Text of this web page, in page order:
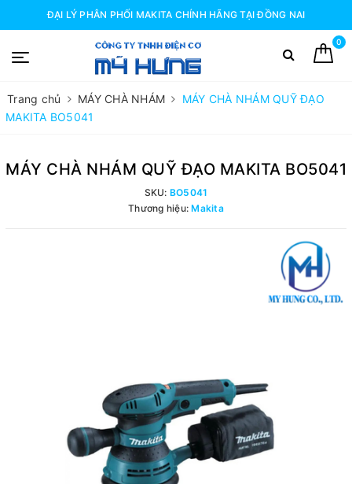
ĐẠI LÝ PHÂN PHỐI MAKITA CHÍNH HÃNG TẠI ĐỒNG NAI
0
Trang chủ MÁY CHÀ NHÁM
MÁY CHÀ NHÁM QUỸ ĐẠO
MAKITA BO5041
MÁY CHÀ NHÁM QUỸ ĐẠO MAKITA BO5041
SKU: BO5041
Thương hiệu:Makita